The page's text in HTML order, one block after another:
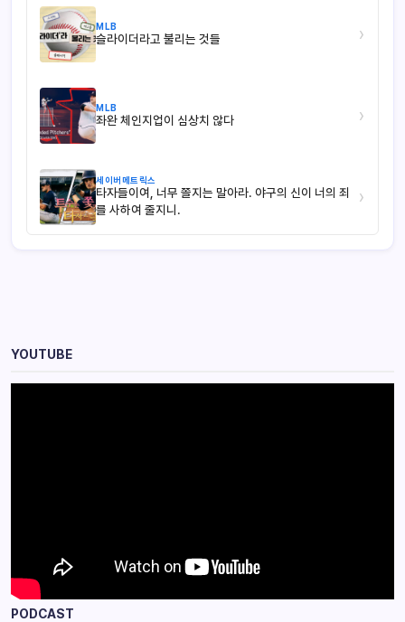
MLB
슬라이더라고 불리는 것들 ›
MLB
좌완 체인지업이 심상치 않다 ›
세이버메트릭스
타자들이여, 너무 쫄지는 말아라. 야구의 신이 너의 죄
를 사하여 줄지니.
›
YOUTUBE
PODCAST